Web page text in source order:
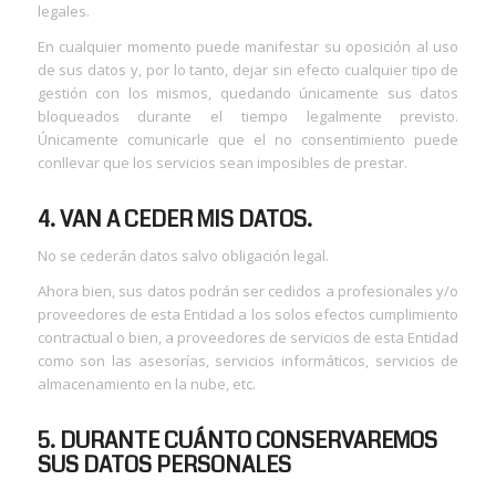
legales.
En cualquier momento puede manifestar su oposición al uso
de sus datos y, por lo tanto, dejar sin efecto cualquier tipo de
gestión con los mismos, quedando únicamente sus datos
bloqueados durante el tiempo legalmente previsto.
Únicamente comunicarle que el no consentimiento puede
conllevar que los servicios sean imposibles de prestar.
4. VAN A CEDER MIS DATOS.
No se cederán datos salvo obligación legal.
Ahora bien, sus datos podrán ser cedidos a profesionales y/o
proveedores de esta Entidad a los solos efectos cumplimiento
contractual o bien, a proveedores de servicios de esta Entidad
como son las asesorías, servicios informáticos, servicios de
almacenamiento en la nube, etc.
5. DURANTE CUÁNTO CONSERVAREMOS
SUS DATOS PERSONALES